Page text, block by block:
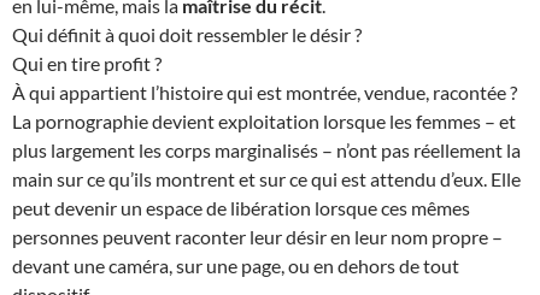
en lui-même, mais la maîtrise du récit.
Qui définit à quoi doit ressembler le désir ?
Qui en tire profit ?
À qui appartient l’histoire qui est montrée, vendue, racontée ?
La pornographie devient exploitation lorsque les femmes – et
plus largement les corps marginalisés – n’ont pas réellement la
main sur ce qu’ils montrent et sur ce qui est attendu d’eux. Elle
peut devenir un espace de libération lorsque ces mêmes
personnes peuvent raconter leur désir en leur nom propre –
devant une caméra, sur une page, ou en dehors de tout